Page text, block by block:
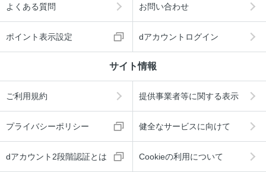
よくある質問 お問い合わせ
ポイント表示設定 dアカウントログイン
サイト情報
ご利用規約 提供事業者等に関する表示
プライバシーポリシー 健全なサービスに向けて
dアカウント2段階認証とは Cookieの利用について